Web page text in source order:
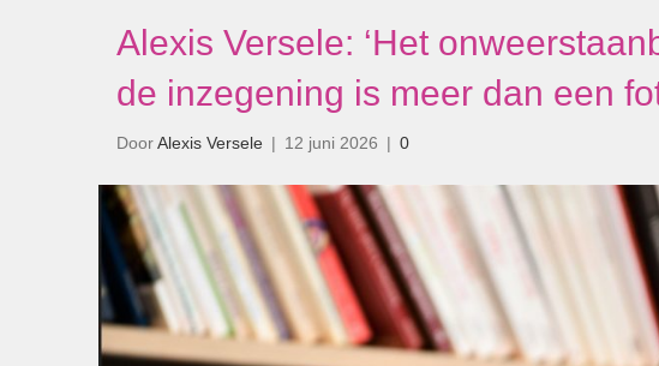
Alexis Versele: ‘Het
de inzegening is meer dan een
DoorAlexis Versele | 12 juni 2026 | 0